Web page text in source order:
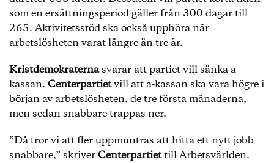
som en ersättningsperiod gäller från 300 dagar till
265. Aktivitetsstöd ska också upphöra när
arbetslösheten varat längre än tre år.
Kristdemokraternasvarar att partiet vill sänka a-
kassan. Centerpartietvill att a-kassan ska vara högre i
början av arbetslösheten, de tre första månaderna,
men sedan snabbare trappas ner.
”Då tror vi att fler uppmuntras att hitta ett nytt jobb
snabbare,” skriverCenterpartiettill Arbetsvärlden.